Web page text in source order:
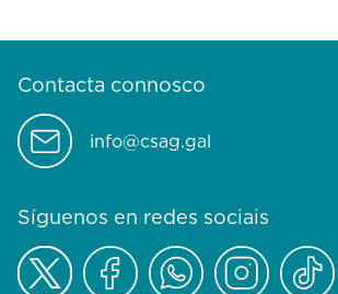
Contacta connosco
info@csag.gal
Síguenos en redes sociais